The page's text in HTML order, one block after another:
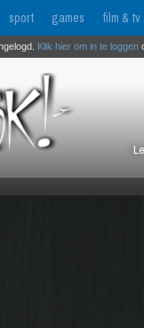
sport games film & tv
Klik hier om in te loggen